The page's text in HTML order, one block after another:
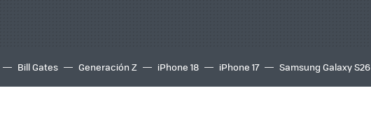
Bill Gates Generación Z iPhone 18 iPhone 17 Samsung Galaxy S26